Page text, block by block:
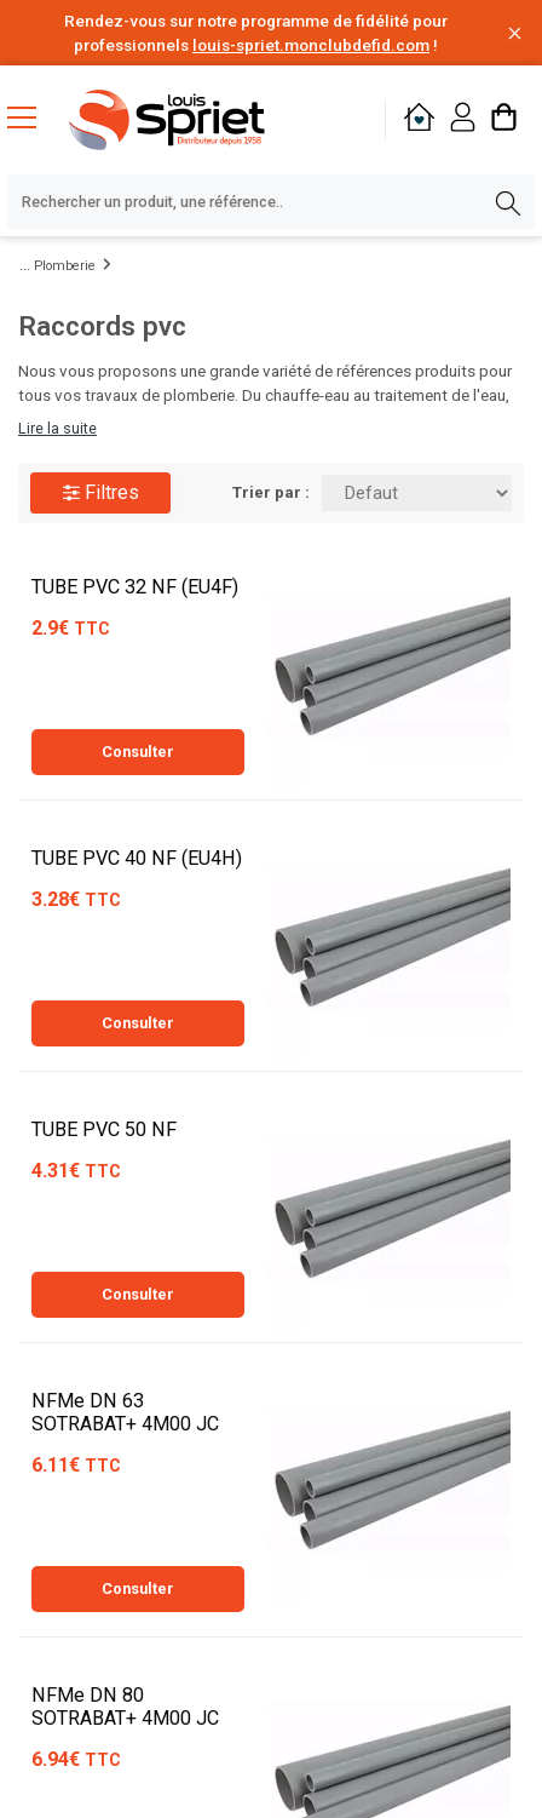
Rendez-vous sur notre programme de fidélité pour
professionnels louis-spriet.monclubdefid.com !
Plomberie
Raccords pvc
Nous vous proposons une grande variété de références produits pour
tous vos travaux de plomberie. Du chauffe-eau au traitement de l'eau,
en passant par le poste à souder, les solutions d'étanchéité,
construction. Des milliers de produits de plomberie de grandes
marques disponibles au meilleur prix, à portée de clic. C'est le moment
Lire la suite
Filtres Trier par :
TUBE PVC 32 NF (EU4F)
2.9€ TTC
Consulter
TUBE PVC 40 NF (EU4H)
3.28€ TTC
Consulter
TUBE PVC 50 NF
4.31€ TTC
Consulter
NFMe DN 63
SOTRABAT+ 4M00 JC
6.11€ TTC
Consulter
NFMe DN 80
SOTRABAT+ 4M00 JC
6.94€ TTC